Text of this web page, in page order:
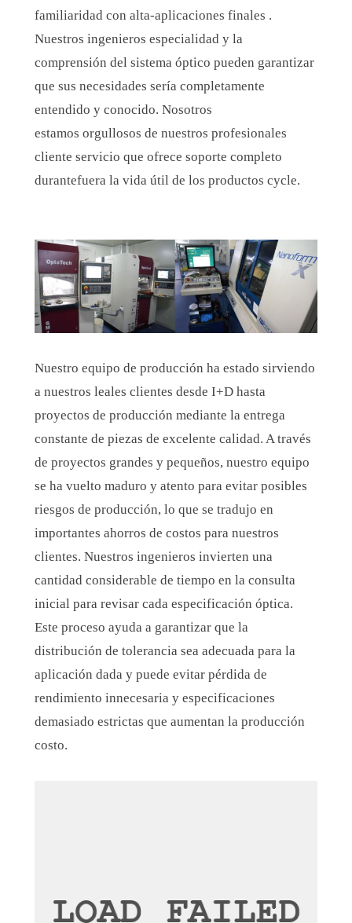
familiaridad con alta-aplicaciones finales .
Nuestros ingenieros especialidady la
comprensión del sistema óptico pueden garantizar
quesus necesidadessería completamente
entendido y conocido.Nosotros
estamos orgullosos de nuestros profesionales
cliente servicio que ofrece soporte completo
durantefuera la vida útil de los productos cycle.
Nuestro equipo de producción ha estado sirviendo
a nuestros leales clientes desde I+D hasta
proyectos de producción mediante la entrega
constante de piezas de excelente calidad. A través
de proyectos grandes y pequeños, nuestro equipo
se ha vuelto maduro y atento para evitar posibles
riesgos de producción, lo que se tradujo en
importantes ahorros de costos para nuestros
clientes. Nuestros ingenieros invierten una
cantidad considerable de tiempo en la consulta
inicial para revisar cada especificación óptica.
Este proceso ayuda a garantizar que la
distribución de tolerancia sea adecuada para la
aplicación dada y puede evitarpérdida de
rendimiento innecesaria yespecificaciones
demasiado estrictas que aumentan la producción
costo.